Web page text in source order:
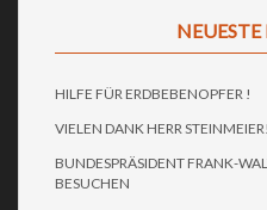
HILFE FÜR ERDBEBENOPFER !
VIELEN DANK HERR STEINMEIER!
BUNDESPRÄSIDENT FRANK-
BESUCHEN